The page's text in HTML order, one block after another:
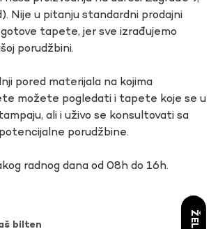
Nije u pitanju standardni prodajni
tapete, jer sve izrađujemo
porudžbini.
pored materijala na kojima
možete pogledati i tapete koje se u
ali i uživo se konsultovati sa
porudžbine.
radnog dana od 08h do 16h.
bilten